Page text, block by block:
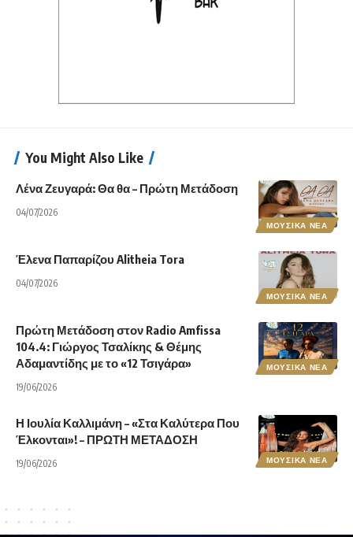
You Might Also Like
ΜΟΥΣΙΚΑ ΝΕΑ
Λένα Ζευγαρά: Θα θα – Πρώτη Μετάδοση
04/07/2026
ΜΟΥΣΙΚΑ ΝΕΑ
Έλενα Παπαρίζου Alitheia Tora
04/07/2026
ΜΟΥΣΙΚΑ ΝΕΑ
Πρώτη Μετάδοση στον Radio Amfissa
104.4: Γιώργος Τσαλίκης & Θέμης
Αδαμαντίδης με το «12 Τσιγάρα»
19/06/2026
ΜΟΥΣΙΚΑ ΝΕΑ
Η Ιουλία Καλλιμάνη – «Στα Καλύτερα Που
Έλκονται»! – ΠΡΩΤΗ ΜΕΤΑΔΟΣΗ
19/06/2026